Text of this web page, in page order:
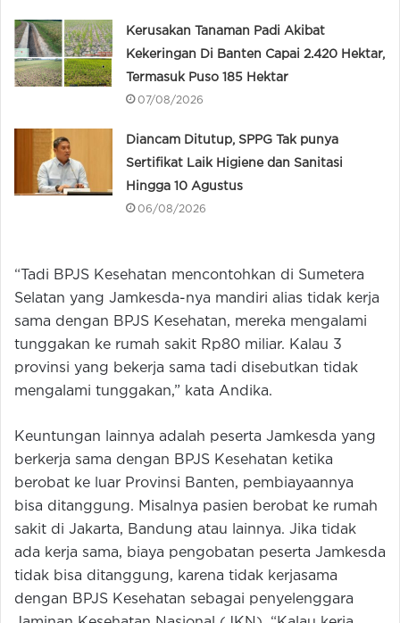
Kerusakan Tanaman Padi Akibat
Kekeringan Di Banten Capai 2.420 Hektar,
Termasuk Puso 185 Hektar
07/08/2026
Diancam Ditutup, SPPG Tak punya
Sertifikat Laik Higiene dan Sanitasi
Hingga 10 Agustus
06/08/2026
“Tadi BPJS Kesehatan mencontohkan di Sumetera
Selatan yang Jamkesda-nya mandiri alias tidak kerja
sama dengan BPJS Kesehatan, mereka mengalami
tunggakan ke rumah sakit Rp80 miliar. Kalau 3
provinsi yang bekerja sama tadi disebutkan tidak
mengalami tunggakan,” kata Andika.
Keuntungan lainnya adalah peserta Jamkesda yang
berkerja sama dengan BPJS Kesehatan ketika
berobat ke luar Provinsi Banten, pembiayaannya
bisa ditanggung. Misalnya pasien berobat ke rumah
sakit di Jakarta, Bandung atau lainnya. Jika tidak
ada kerja sama, biaya pengobatan peserta Jamkesda
tidak bisa ditanggung, karena tidak kerjasama
dengan BPJS Kesehatan sebagai penyelenggara